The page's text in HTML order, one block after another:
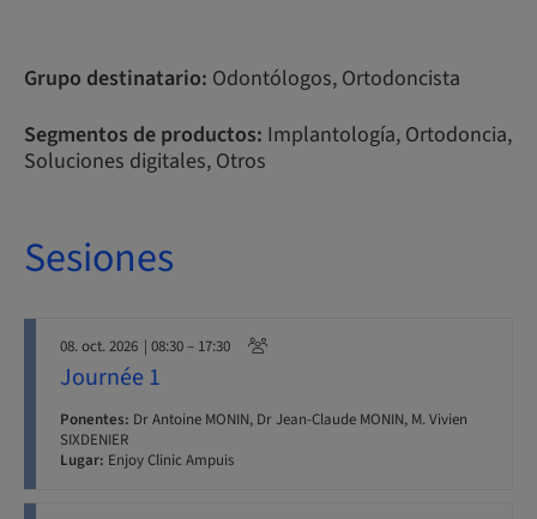
Grupo destinatario: Odontólogos, Ortodoncista
Segmentos de productos: Implantología, Ortodoncia,
Soluciones digitales, Otros
Sesiones
08. oct. 2026 | 08:30 – 17:30
Journée 1
Ponentes: Dr Antoine MONIN, Dr Jean-Claude MONIN, M. Vivien
SIXDENIER
Lugar: Enjoy Clinic Ampuis